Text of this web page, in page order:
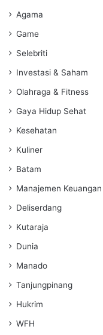
Agama
Game
Selebriti
Investasi & Saham
Olahraga & Fitness
Gaya Hidup Sehat
Kesehatan
Kuliner
Batam
Manajemen Keuangan
Deliserdang
Kutaraja
Dunia
Manado
Tanjungpinang
Hukrim
WFH